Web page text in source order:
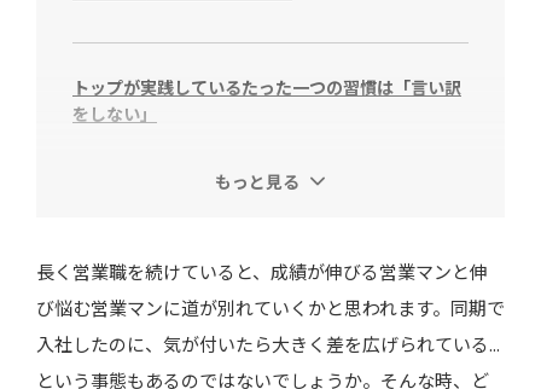
トップが実践しているたった一つの習慣は「言い訳
をしない」
プライドは営業マンにとって毒？
もっと見る
長く営業職を続けていると、成績が伸びる営業マンと伸
び悩む営業マンに道が別れていくかと思われます。同期で
入社したのに、気が付いたら大きく差を広げられている...
という事態もあるのではないでしょうか。そんな時、ど